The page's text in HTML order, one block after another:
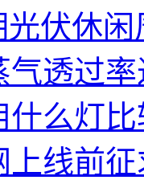
光伏休
气透过
什么灯
上线前